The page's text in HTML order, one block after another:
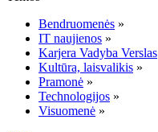
Bendruomenės »
IT naujienos »
Karjera Vadyba Verslas
Kultūra, laisvalikis »
Pramonė »
Technologijos »
Visuomenė »